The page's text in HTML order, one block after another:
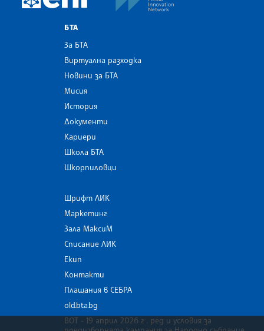
БТА
За БТА
Виртуална разходка
Новини за БТА
Мисия
История
Документи
Кариери
Школа БТА
Шкорпиловци
Шрифт ЛИК
Маркетинг
Зала МаксиМ
Списание ЛИК
Екип
Контакти
Плащания в СЕБРА
old.bta.bg
ВОТ - 19 април 2026 г . ред и условия за